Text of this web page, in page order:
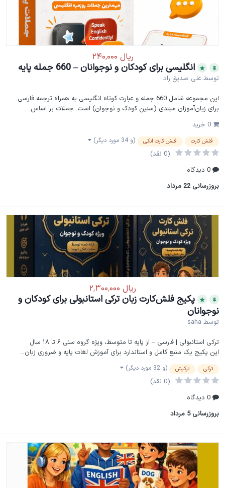
انگلیسی برای کودکان و نوجوانان – 660 جمله پایه
توسطعلی صدیق راد
این مجموعه شامل 660 جمله و عبارت کوتاه انگلیسی به همراه ترجمه فارسی
برای زبان‌آموزان مبتدی (سنین کودک و نوجوان) است. جملات بر اساس...
0 خرید
فلش کارت فلش کارت انکی (و 34 مورد دیگر)
0 دیدگاه
بروزرسانی 22 مرداد
پکیج فلش‌کارت زبان ترکی استانبولی برای کودکان و
نوجوانان
توسطsaha
ترکی استانبولی | فارسی – از پایه تا متوسط، ویژه گروه سنی ۶ تا ۱۸ سال
این پکیج یک منبع کامل و استاندارد برای آموزش لغات پایه و ضروری زبان...
ترکی ترکیش (و 32 مورد دیگر)
0 دیدگاه
بروزرسانی 5 مرداد